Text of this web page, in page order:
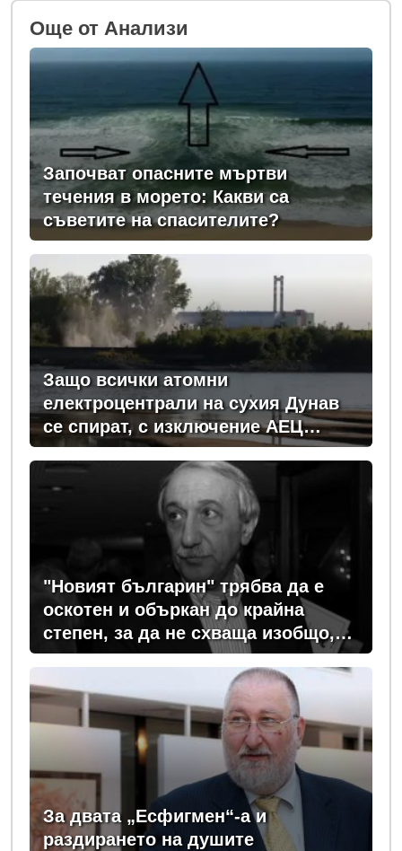
Oще от Анализи
Започват опасните мъртви
течения в морето: Какви са
съветите на спасителите?
Защо всички атомни
електроцентрали на сухия Дунав
се спират, с изключение АЕЦ
"Козлодуй"?
"Новият българин" трябва да е
оскотен и объркан до крайна
степен, за да не схваща изобщо,
какви хора се упражняват с него
За двата „Есфигмен“-а и
раздирането на душите